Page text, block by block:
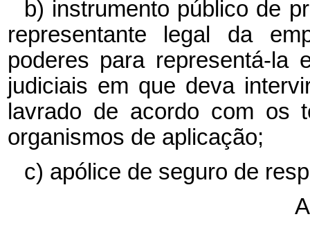
b) instrumento público de
representante legal da
poderes para representá-la
judiciais em que deva
lavrado de acordo com os
organismos de aplicação;
c) apólice de seguro de